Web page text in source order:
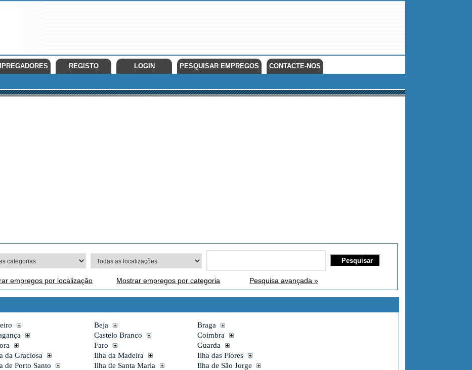
REGISTO LOGIN PESQUISAR EMPREGOS CONTACTE-NOS
empregos por localização Mostrar empregos por categoria Pesquisa avançada »
Beja
Braga
Castelo Branco
Coimbra
Faro
Guarda
da Graciosa
Ilha da Madeira
Ilha das Flores
de Porto Santo
Ilha de Santa Maria
Ilha de São Jorge